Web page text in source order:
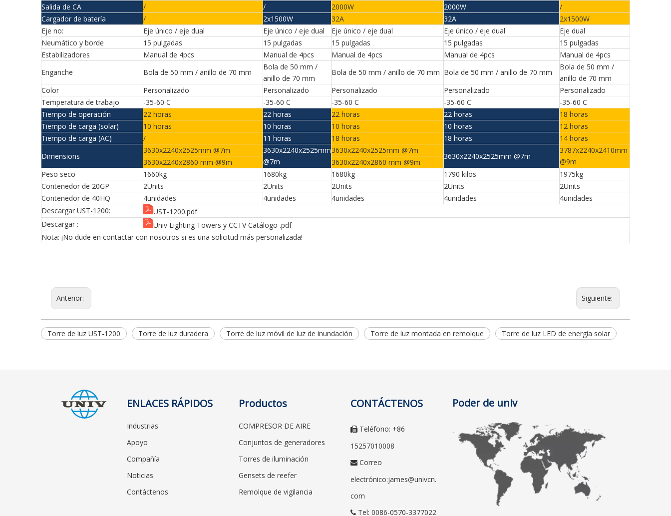
Salida de CA
/ / 2000W 2000W
/
Cargador de batería
/ 2x1500W 32A 32A
2x1500W
Eje no:
Eje único / eje dual Eje único / eje dual Eje único / eje dual Eje único / eje dual
Eje dual
Neumático y borde
15 pulgadas 15 pulgadas 15 pulgadas 15 pulgadas
15 pulgadas
Estabilizadores
Manual de 4pcs Manual de 4pcs Manual de 4pcs Manual de 4pcs
Manual de 4pcs
Enganche
Bola de 50 mm / anillo de 70 mm
Bola de 50 mm /
anillo de 70 mm
Bola de 50 mm / anillo de 70 mm Bola de 50 mm / anillo de 70 mm
Bola de 50 mm /
anillo de 70 mm
Color
Personalizado Personalizado Personalizado Personalizado
Personalizado
Temperatura de trabajo
-35-60 C -35-60 C -35-60 C -35-60 C
-35-60 C
Tiempo de operación
22 horas 22 horas 22 horas 22 horas
18 horas
Tiempo de carga (solar)
10 horas 10 horas 10 horas 10 horas
12 horas
Tiempo de carga (AC)
/ 11 horas 18 horas 18 horas
14 horas
Dimensions
3630x2240x2525mm @7m
3630x2240x2525mm
@7m
3630x2240x2525mm @7m
3630x2240x2525mm @7m
3787x2240x2410mm
@9m
3630x2240x2860 mm @9m
3630x2240x2860 mm @9m
Peso seco
1660kg 1680kg 1680kg 1790 kilos
1975kg
Contenedor de 20GP
2Units 2Units 2Units 2Units
2Units
Contenedor de 40HQ
4unidades 4unidades 4unidades 4unidades
4unidades
Descargar UST-1200:
UST-1200.pdf
Descargar :
Univ Lighting Towers y CCTV Catálogo .pdf
Nota: ¡No dude en contactar con nosotros si es una solicitud más personalizada!
Anterior: Siguiente:
Torre de luz UST-1200 Torre de luz duradera Torre de luz móvil de luz de inundación Torre de luz montada en remolque Torre de luz LED de energía solar
ENLACES RÁPIDOS
Industrias
Apoyo
Compañía
Noticias
Contáctenos
Productos
COMPRESOR DE AIRE
Conjuntos de generadores
Torres de iluminación
Gensets de reefer
Remolque de vigilancia
CONTÁCTENOS
 Teléfono: +86
15257010008
 Correo
electrónico:james@univcn.
com
 Tel: 0086-0570-3377022
Poder de univ